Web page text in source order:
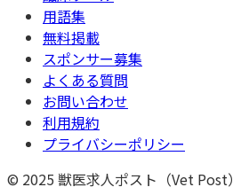
用語集
無料掲載
スポンサー募集
よくある質問
お問い合わせ
利用規約
プライバシーポリシー
© 2025 獣医求人ポスト（Vet Post）